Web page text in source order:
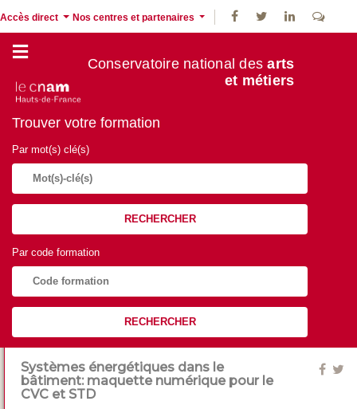
Accès direct Nos centres et partenaires
Conservatoire national desarts
et métiers
Trouver votre formation
Par mot(s) clé(s)
RECHERCHER
Par code formation
RECHERCHER
Systèmes énergétiques dans le
bâtiment: maquette numérique pour le
CVC et STD